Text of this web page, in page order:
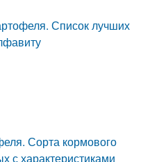
Список лучших
Сорта кормового
с характеристиками